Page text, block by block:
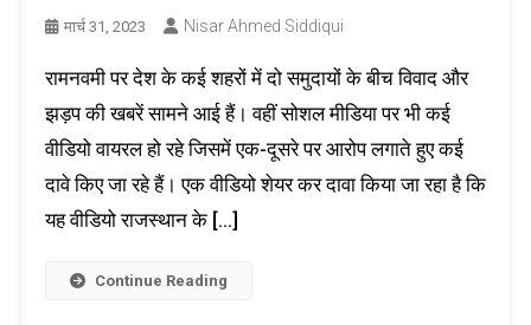
मार्च 31, 2023 Nisar Ahmed Siddiqui
रामनवमी पर देश के कई शहरों में दो समुदायों के बीच विवाद और
झड़प की खबरें सामने आई हैं। वहीं सोशल मीडिया पर भी कई
वीडियो वायरल हो रहे जिसमें एक-दूसरे पर आरोप लगाते हुए कई
दावे किए जा रहे हैं। एक वीडियो शेयर कर दावा किया जा रहा है कि
यह वीडियो राजस्थान के […]
Continue Reading